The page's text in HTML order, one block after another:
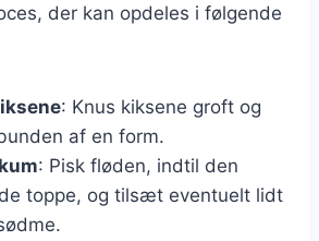
der kan opdeles i følgende
: Knus kiksene groft og
af en form.
: Pisk fløden, indtil den
toppe, og tilsæt eventuelt lidt